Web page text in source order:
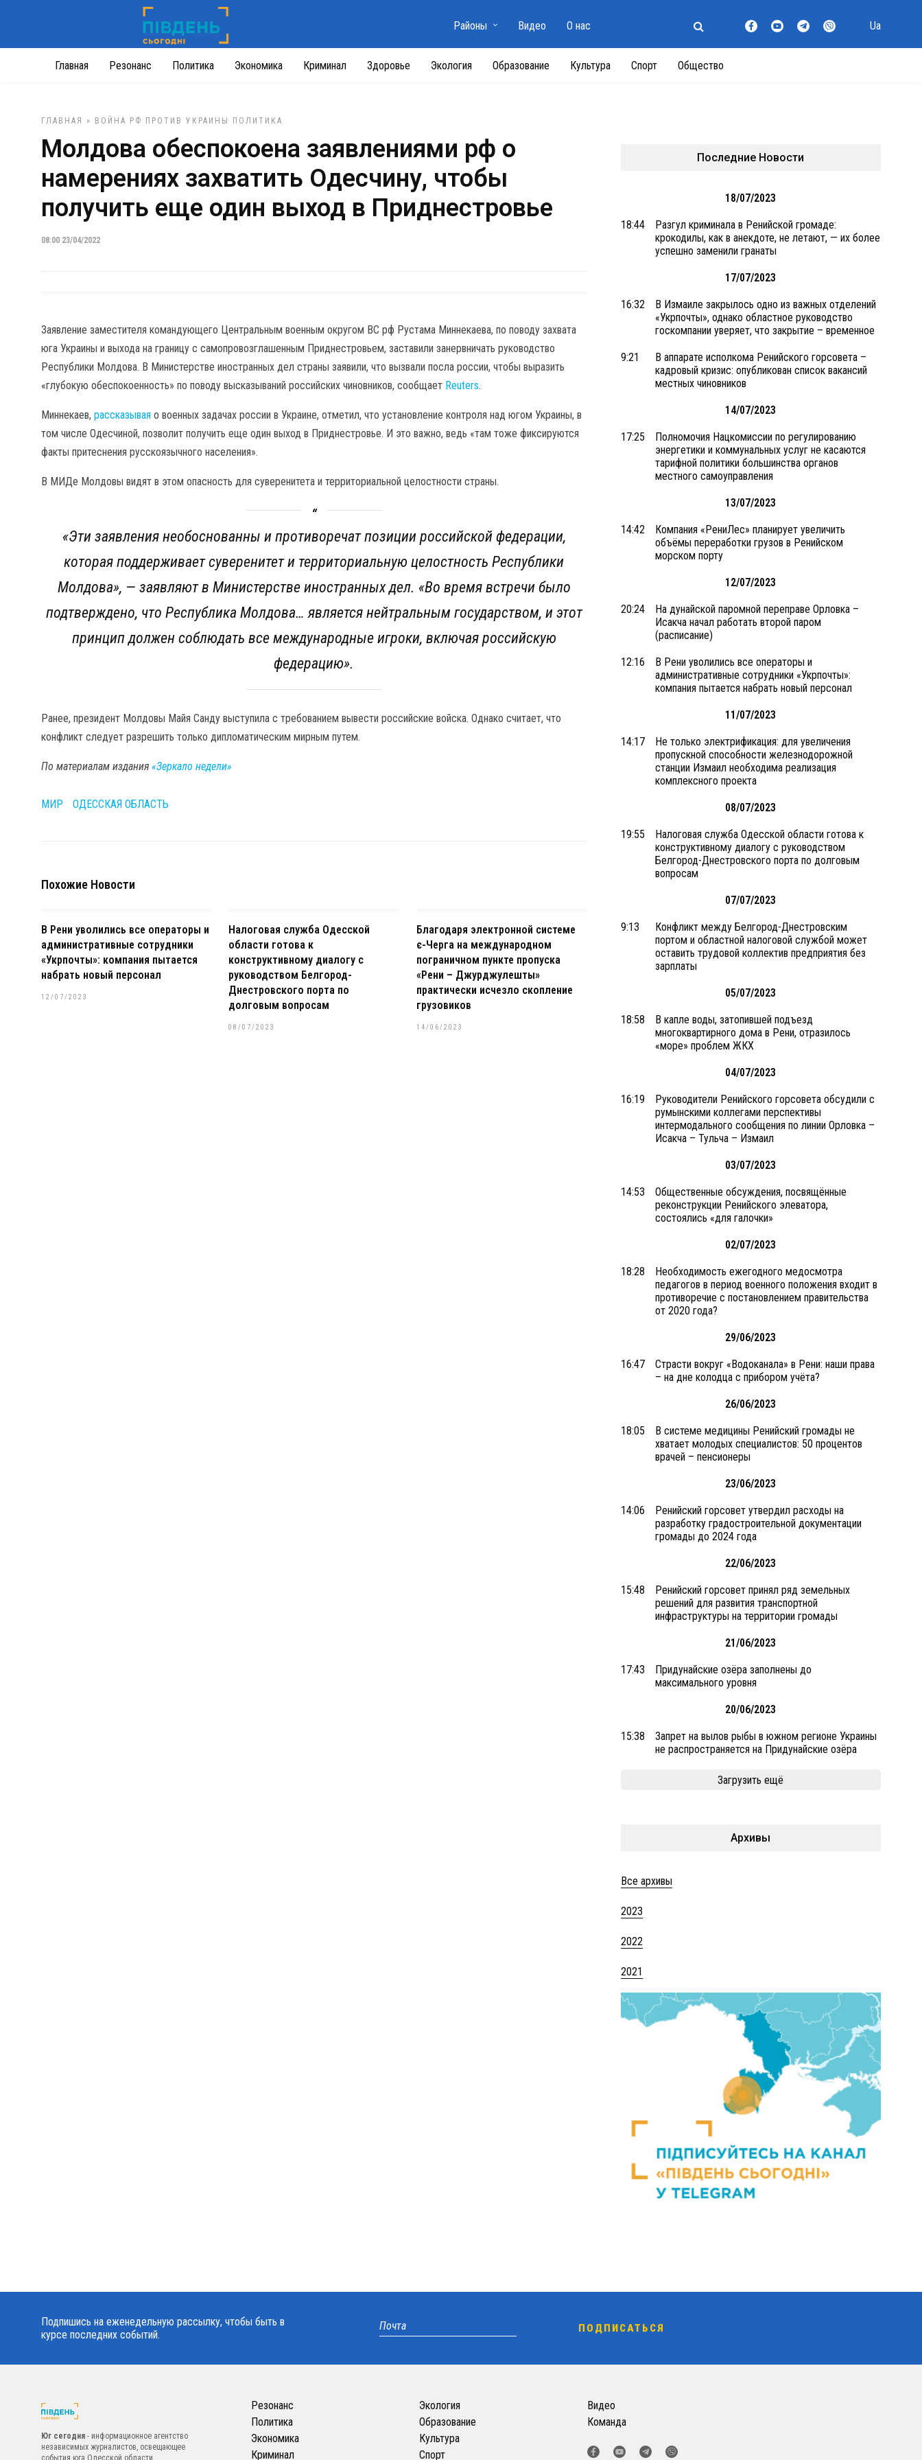
Главная Резонанс Политика Экономика Криминал Здоровье Экология Образование Культура Спорт Общество
Районы Видео О нас Ua
ГЛАВНАЯ » ВОЙНА РФ ПРОТИВ УКРАИНЫ ПОЛИТИКА
Молдова обеспокоена заявлениями рф о
намерениях захватить Одесчину, чтобы
получить еще один выход в Приднестровье
08:00 23/04/2022
Заявление заместителя командующего Центральным военным округом ВС рф Рустама Миннекаева, по поводу захвата
юга Украины и выхода на границу с самопровозглашенным Приднестровьем, заставили занервничать руководство
Республики Молдова. В Министерстве иностранных дел страны заявили, что вызвали посла россии, чтобы выразить
«глубокую обеспокоенность» по поводу высказываний российских чиновников, сообщает Reuters.
Миннекаев, рассказывая о военных задачах россии в Украине, отметил, что установление контроля над югом Украины, в
том числе Одесчиной, позволит получить еще один выход в Приднестровье. И это важно, ведь «там тоже фиксируются
факты притеснения русскоязычного населения».
В МИДе Молдовы видят в этом опасность для суверенитета и территориальной целостности страны.
«Эти заявления необоснованны и противоречат позиции российской федерации,
которая поддерживает суверенитет и территориальную целостность Республики
Молдова», — заявляют в Министерстве иностранных дел. «Во время встречи было
подтверждено, что Республика Молдова… является нейтральным государством, и этот
принцип должен соблюдать все международные игроки, включая российскую
федерацию».
Ранее, президент Молдовы Майя Санду выступила с требованием вывести российские войска. Однако считает, что
конфликт следует разрешить только дипломатическим мирным путем.
По материалам издания «Зеркало недели»
МИР ОДЕССКАЯ ОБЛАСТЬ
Похожие Новости
В Рени уволились все операторы и
административные сотрудники
«Укрпочты»: компания пытается
набрать новый персонал
12/07/2023
Налоговая служба Одесской
области готова к
конструктивному диалогу с
руководством Белгород-
Днестровского порта по
долговым вопросам
08/07/2023
Благодаря электронной системе
є-Черга на международном
пограничном пункте пропуска
«Рени – Джурджулешты»
практически исчезло скопление
грузовиков
14/06/2023
Последние Новости
18/07/2023
18:44
Разгул криминала в Ренийской громаде:
крокодилы, как в анекдоте, не летают, — их более
успешно заменили гранаты
17/07/2023
16:32
В Измаиле закрылось одно из важных отделений
«Укрпочты», однако областное руководство
госкомпании уверяет, что закрытие – временное
9:21
В аппарате исполкома Ренийского горсовета –
кадровый кризис: опубликован список вакансий
местных чиновников
14/07/2023
17:25
Полномочия Нацкомиссии по регулированию
энергетики и коммунальных услуг не касаются
тарифной политики большинства органов
местного самоуправления
13/07/2023
14:42
Компания «РениЛес» планирует увеличить
объёмы переработки грузов в Ренийском
морском порту
12/07/2023
20:24
На дунайской паромной переправе Орловка –
Исакча начал работать второй паром
(расписание)
12:16
В Рени уволились все операторы и
административные сотрудники «Укрпочты»:
компания пытается набрать новый персонал
11/07/2023
14:17
Не только электрификация: для увеличения
пропускной способности железнодорожной
станции Измаил необходима реализация
комплексного проекта
08/07/2023
19:55
Налоговая служба Одесской области готова к
конструктивному диалогу с руководством
Белгород-Днестровского порта по долговым
вопросам
07/07/2023
9:13
Конфликт между Белгород-Днестровским
портом и областной налоговой службой может
оставить трудовой коллектив предприятия без
зарплаты
05/07/2023
18:58
В капле воды, затопившей подъезд
многоквартирного дома в Рени, отразилось
«море» проблем ЖКХ
04/07/2023
16:19
Руководители Ренийского горсовета обсудили с
румынскими коллегами перспективы
интермодального сообщения по линии Орловка –
Исакча – Тульча – Измаил
03/07/2023
14:53
Общественные обсуждения, посвящённые
реконструкции Ренийского элеватора,
состоялись «для галочки»
02/07/2023
18:28
Необходимость ежегодного медосмотра
педагогов в период военного положения входит в
противоречие с постановлением правительства
от 2020 года?
29/06/2023
16:47
Страсти вокруг «Водоканала» в Рени: наши права
– на дне колодца с прибором учёта?
26/06/2023
18:05
В системе медицины Ренийский громады не
хватает молодых специалистов: 50 процентов
врачей – пенсионеры
23/06/2023
14:06
Ренийский горсовет утвердил расходы на
разработку градостроительной документации
громады до 2024 года
22/06/2023
15:48
Ренийский горсовет принял ряд земельных
решений для развития транспортной
инфраструктуры на территории громады
21/06/2023
17:43
Придунайские озёра заполнены до
максимального уровня
20/06/2023
15:38
Запрет на вылов рыбы в южном регионе Украины
не распространяется на Придунайские озёра
Загрузить ещё
Архивы
Все архивы
2023
2022
2021
Подпишись на еженедельную рассылку, чтобы быть в
курсе последних событий.
Юг сегодня - информационное агентство
независимых журналистов, освещающее
события юга Одесской области.
Резонанс
Политика
Экономика
Криминал
Экология
Образование
Культура
Спорт
Видео
Команда